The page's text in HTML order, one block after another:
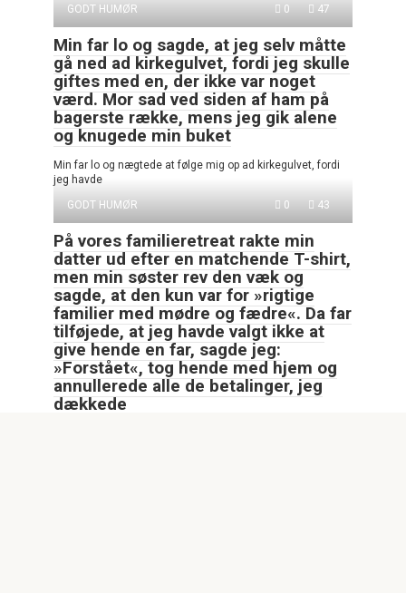
GODT HUMØR
0 47
Min far lo og sagde, at jeg selv måtte
gå ned ad kirkegulvet, fordi jeg skulle
giftes med en, der ikke var noget
værd. Mor sad ved siden af ham på
bagerste række, mens jeg gik alene
og knugede min buket
Min far lo og nægtede at følge mig op ad kirkegulvet, fordi
jeg havde
GODT HUMØR
0 43
På vores familieretreat rakte min
datter ud efter en matchende T-shirt,
men min søster rev den væk og
sagde, at den kun var for »rigtige
familier med mødre og fædre«. Da far
tilføjede, at jeg havde valgt ikke at
give hende en far, sagde jeg:
»Forstået«, tog hende med hjem og
annullerede alle de betalinger, jeg
dækkede